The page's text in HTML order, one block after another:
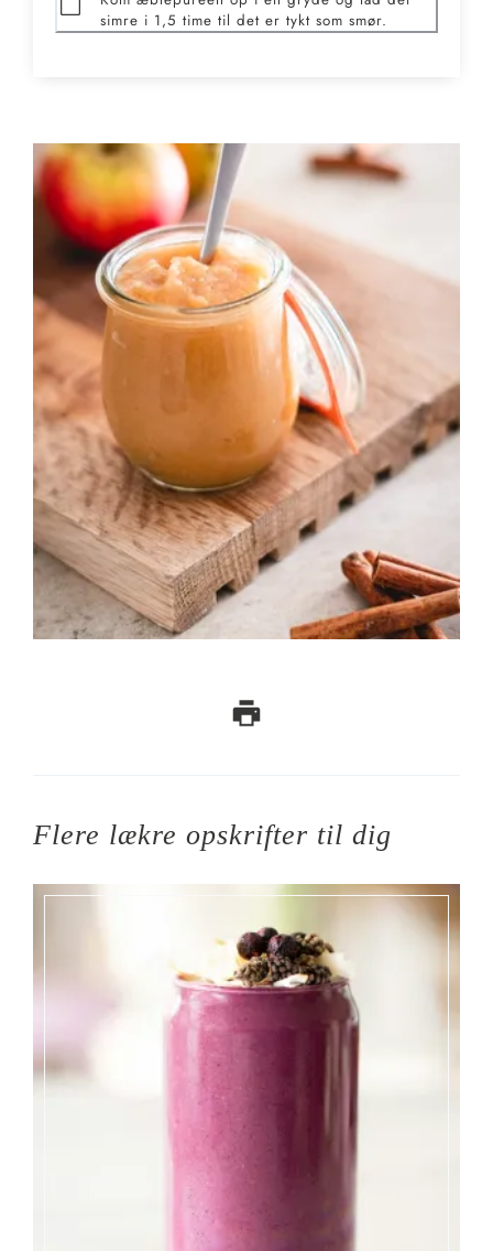
simre i 1,5 time til det er tykt som smør.
Flere lækre opskrifter til dig